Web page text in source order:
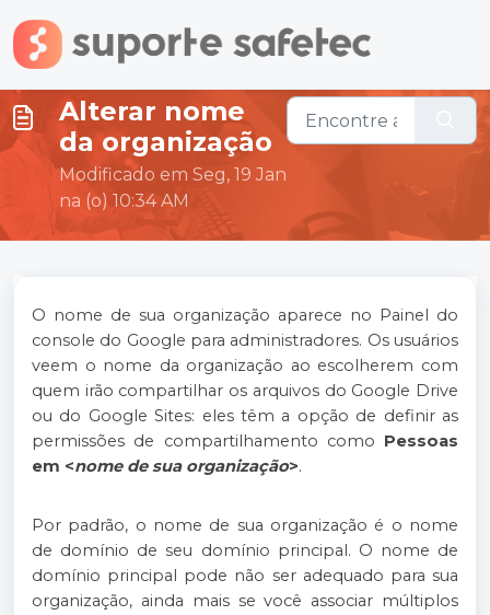
Ir para o conteúdo principal
Alterar nome
da organização
Modificado em Seg, 19 Jan
na (o) 10:34 AM
O nome de sua organização aparece no Painel do
console do Google para administradores. Os usuários
veem o nome da organização ao escolherem com
quem irão compartilhar os arquivos do Google Drive
ou do Google Sites: eles têm a opção de definir as
permissões de compartilhamento como Pessoas
em <nome de sua organização>.
Por padrão, o nome de sua organização é o nome
de domínio de seu domínio principal. O nome de
domínio principal pode não ser adequado para sua
organização, ainda mais se você associar múltiplos